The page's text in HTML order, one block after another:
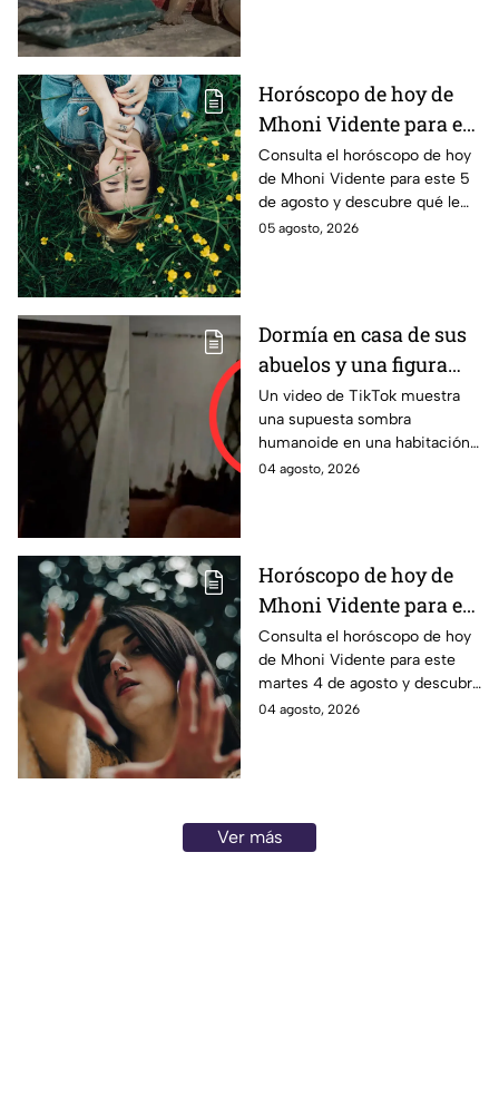
Horóscopo de hoy de
Mhoni Vidente para el
miércoles 5 de agosto
¡No desistas!
Consulta el horóscopo de hoy
de Mhoni Vidente para este 5
de agosto y descubre qué le
espera a tu signo en amor,
05 agosto, 2026
Dormía en casa de sus
abuelos y una figura
oscura lo despertó a las
3 AM; VIDEO de
presunta entidad se
viraliza en TikTok
Un video de TikTok muestra
una supuesta sombra
humanoide en una habitación
y divide opiniones entre
04 agosto, 2026
Horóscopo de hoy de
Mhoni Vidente para el
martes 4 de agosto ¡Vas
bien!
Consulta el horóscopo de hoy
de Mhoni Vidente para este
martes 4 de agosto y descubre
qué te deparan el amor, dinero
04 agosto, 2026
Ver más